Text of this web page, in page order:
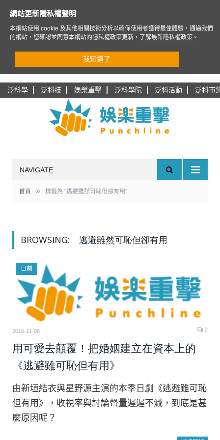
泛科學 泛科技 娛樂重擊 泛科學院 泛科活動 泛科市
NAVIGATE
首頁 » 標籤為 "逃避雖然可恥但卻有用"
BROWSING: 逃避雖然可恥但卻有用
日劇
2016-11-08 2
用可愛去顛覆！把婚姻建立在資本上的
《逃避雖可恥但有用》
由新垣結衣與星野源主演的本季日劇《逃避雖可恥
但有用》，收視率與討論聲量遲遲不減，到底是甚
麼原因呢？
網站更新隱私權聲明
本網站使用 cookie 及其他相關技術分析以確保使用者獲得最佳體驗，通過我們
的網站，您確認並同意本網站的隱私權政策更新，
了解最新隱私權政策 。
我知道了